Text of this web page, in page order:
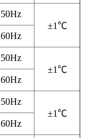
50Hz
±1℃
60Hz
50Hz
±1℃
60Hz
50Hz
±1℃
60Hz